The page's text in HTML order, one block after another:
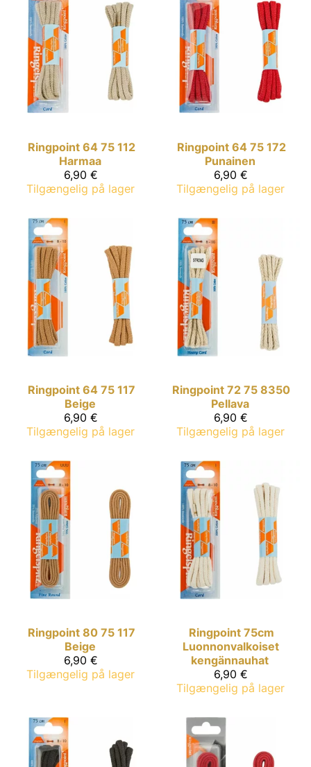
Ringpoint 64 75 112
Harmaa
6,90 €
Tilgængelig på lager
Ringpoint 64 75 172
Punainen
6,90 €
Tilgængelig på lager
Ringpoint 64 75 117
Beige
6,90 €
Tilgængelig på lager
Ringpoint 72 75 8350
Pellava
6,90 €
Tilgængelig på lager
Ringpoint 80 75 117
Beige
6,90 €
Tilgængelig på lager
Ringpoint 75cm
Luonnonvalkoiset
kengännauhat
6,90 €
Tilgængelig på lager